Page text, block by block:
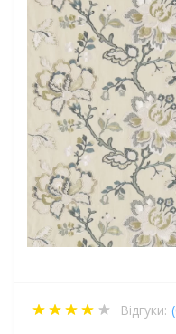
Відгуки: